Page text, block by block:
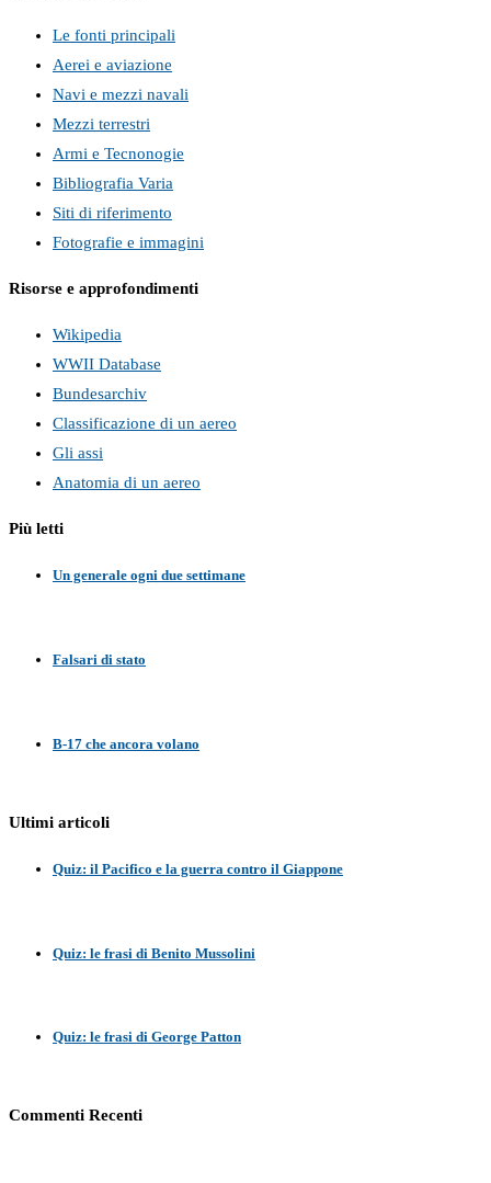
Le fonti principali
Aerei e aviazione
Navi e mezzi navali
Mezzi terrestri
Armi e Tecnonogie
Bibliografia Varia
Siti di riferimento
Fotografie e immagini
Risorse e approfondimenti
Wikipedia
WWII Database
Bundesarchiv
Classificazione di un aereo
Gli assi
Anatomia di un aereo
Più letti
Un generale ogni due settimane
Falsari di stato
B-17 che ancora volano
Ultimi articoli
Quiz: il Pacifico e la guerra contro il Giappone
Quiz: le frasi di Benito Mussolini
Quiz: le frasi di George Patton
Commenti Recenti